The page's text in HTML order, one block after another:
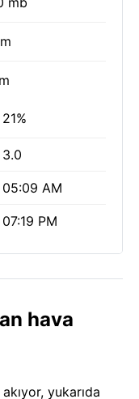
21%
3.0
05:09 AM
07:19 PM
hava
yukarıda